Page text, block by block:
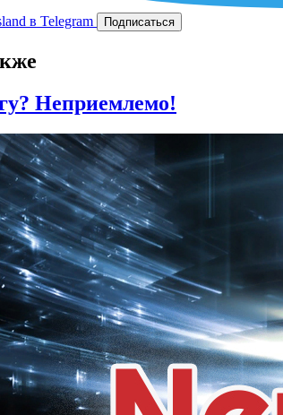
в Telegram Подписаться
Неприемлемо!